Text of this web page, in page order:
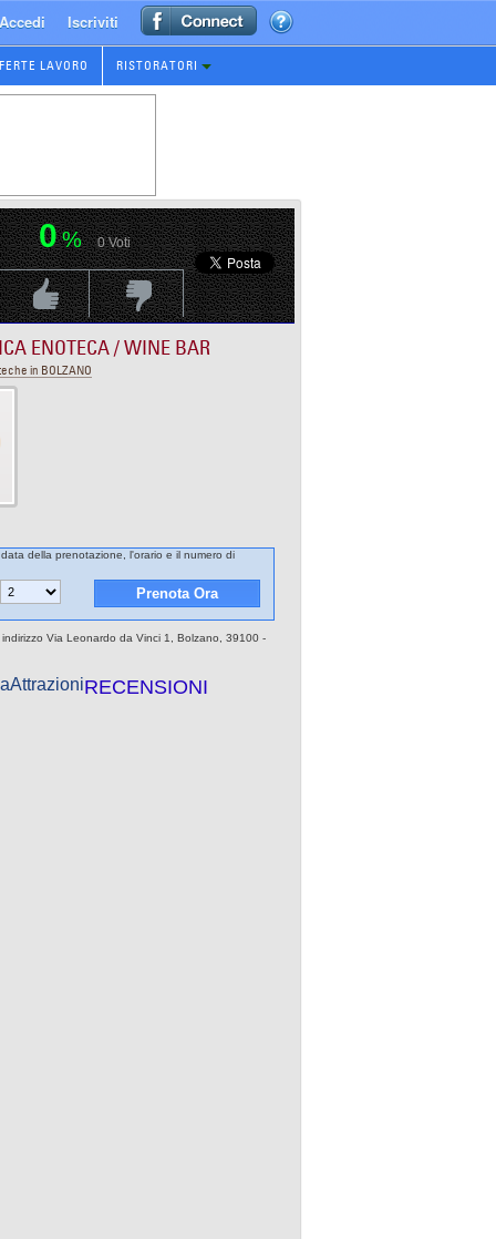
Accedi Iscriviti
LAVORO RISTORATORI
0% 0Voti
Voti PositivoVoti Negativo
ENOTECA / WINE BAR
in BOLZANO
della prenotazione, l'orario e il numero di
Via Leonardo da Vinci 1, Bolzano, 39100 -
AttrazioniRECENSIONI